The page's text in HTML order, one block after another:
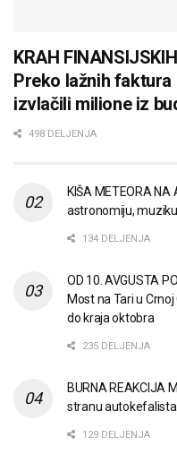
KRAH
Preko lažnih faktura
izvlačili milione iz
498 DELJENJA
KIŠA METEORA
astronomiju,
134 DELJENJA
OD 10. AVGUSTA
Most na Tari u
do kraja oktobra
235 DELJENJA
BURNA REAKCIJA
stranu autokefalista
129 DELJENJA